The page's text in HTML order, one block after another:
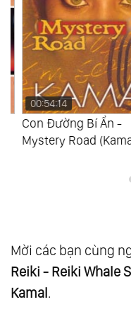
00:54:14
Con Đường Bí Ẩn -
Mystery Road (Kamal)
Mời các bạn cùng
Reiki - Reiki Whale
Kamal.